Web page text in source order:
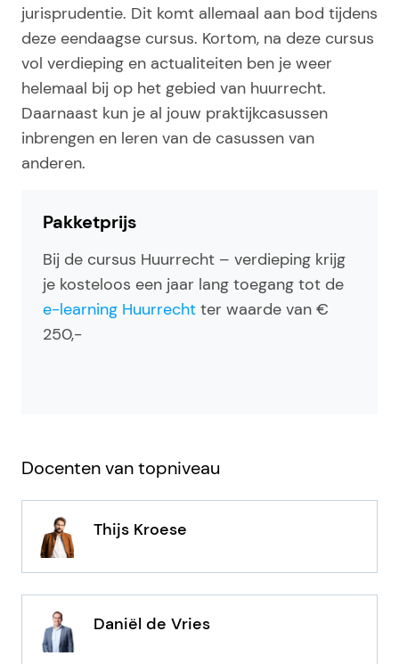
jurisprudentie. Dit komt allemaal aan bod tijdens
deze eendaagse cursus. Kortom, na deze cursus
vol verdieping en actualiteiten ben je weer
helemaal bij op het gebied van huurrecht.
Daarnaast kun je al jouw praktijkcasussen
inbrengen en leren van de casussen van
anderen.
Pakketprijs
Bij de cursus Huurrecht – verdieping krijg
je kosteloos een jaar lang toegang tot de
e-learning Huurrecht ter waarde van €
250,-
Docenten van topniveau
Thijs Kroese
Daniël de Vries